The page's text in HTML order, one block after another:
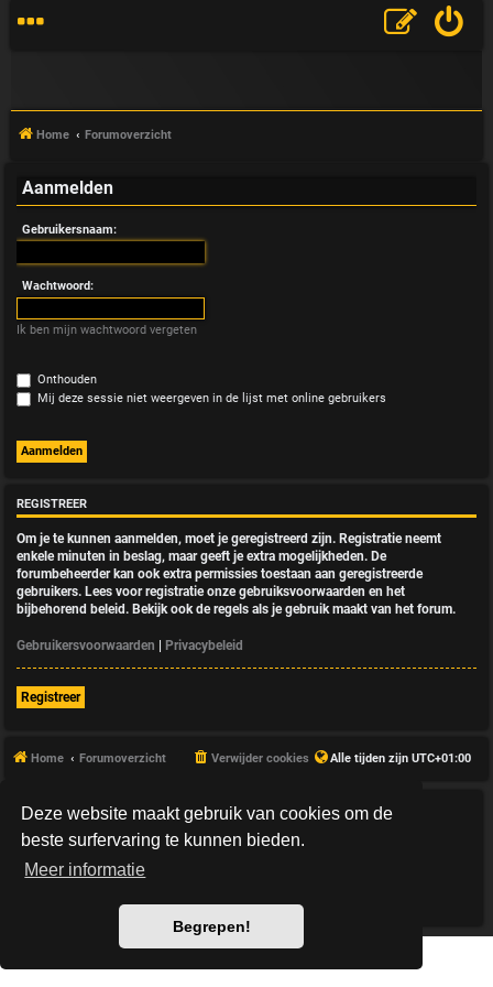
Deze website maakt gebruik van cookies om de
beste surfervaring te kunnen bieden.
Meer informatie
Begrepen!
V
&
A
Home Forumoverzicht
Aanmelden
Gebruikersnaam:
Wachtwoord:
Ik ben mijn wachtwoord vergeten
Onthouden
Mij deze sessie niet weergeven in de lijst met online gebruikers
REGISTREER
Om je te kunnen aanmelden, moet je geregistreerd zijn. Registratie neemt
enkele minuten in beslag, maar geeft je extra mogelijkheden. De
forumbeheerder kan ook extra permissies toestaan aan geregistreerde
gebruikers. Lees voor registratie onze gebruiksvoorwaarden en het
bijbehorend beleid. Bekijk ook de regels als je gebruik maakt van het forum.
Gebruikersvoorwaarden | Privacybeleid
Registreer
Home Forumoverzicht Alle tijden zijn UTC+01:00
Verwijder cookies
*HexagonReborn style byMannixMD
Style Version: 3.2.10
Powered by
Privacy|Gebruikersvoorwaarden